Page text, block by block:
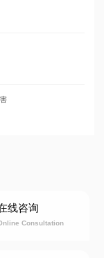
线咨询
Consultation